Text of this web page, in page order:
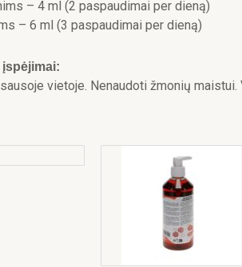
– 4 ml (2 paspaudimai per dieną)
– 6 ml (3 paspaudimai per dieną)
įspėjimai:
vietoje. Nenaudoti žmonių